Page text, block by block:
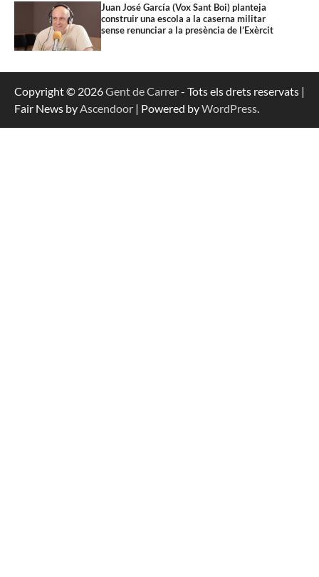
Juan José García (Vox Sant Boi) planteja
construir una escola a la caserna militar
sense renunciar a la presència de l’Exèrcit
Copyright © 2026Gent de Carrer- Tots els drets reservats |
Fair News by Ascendoor | Powered byWordPress